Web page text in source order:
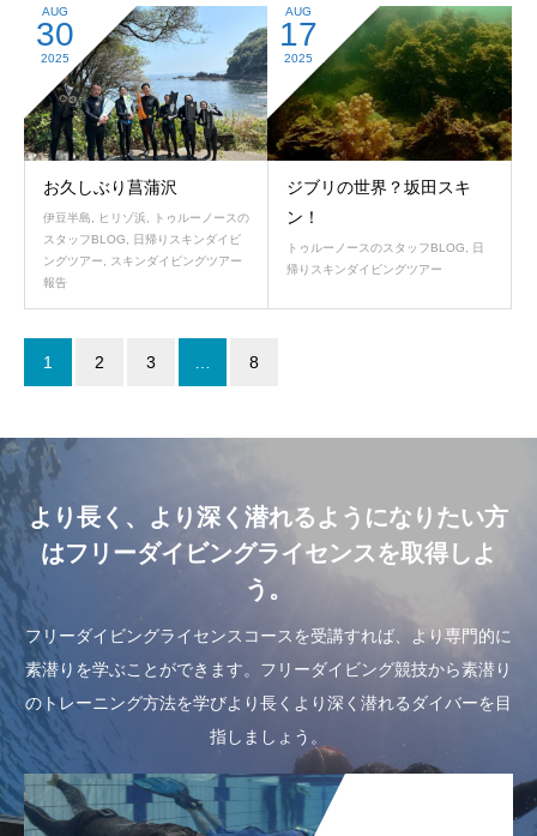
AUG
30
2025
お久しぶり菖蒲沢
伊豆半島 ヒリゾ浜
トゥルーノースの
スタッフBLOG
日帰りスキンダイビ
ングツアー
スキンダイビングツアー
報告
AUG
17
2025
ジブリの世界？坂田スキ
ン！
トゥルーノースのスタッフBLOG
日
帰りスキンダイビングツアー
1 2 3 8
より長く、より深く潜れるようになりたい方
はフリーダイビングライセンスを取得しよ
う。
フリーダイビングライセンスコースを受講すれば、より専門的に
素潜りを学ぶことができます。フリーダイビング競技から素潜り
のトレーニング方法を学びより長くより深く潜れるダイバーを目
指しましょう。